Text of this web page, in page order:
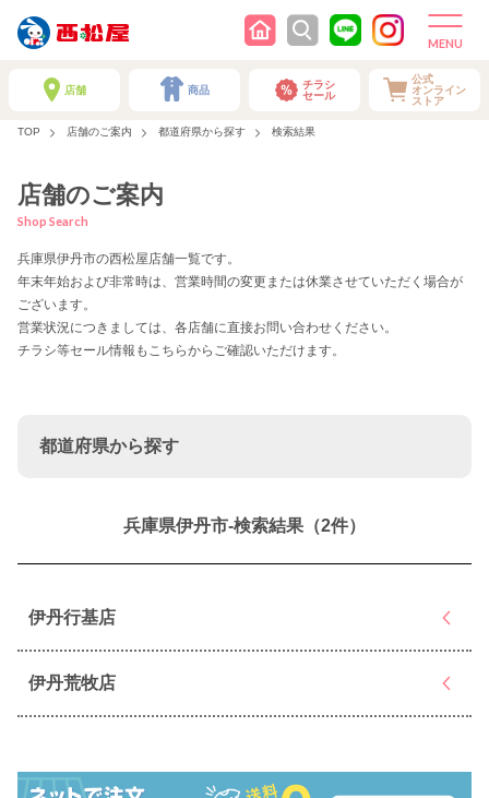
店舗 商品
チラシ
セール
公式
オンライン
ストア
TOP 店舗のご案内 都道府県から探す 検索結果
店舗のご案内
Shop Search
兵庫県伊丹市の西松屋店舗一覧です。
年末年始および非常時は、営業時間の変更または休業させていただく場合が
ございます。
営業状況につきましては、各店舗に直接お問い合わせください。
チラシ等セール情報もこちらからご確認いただけます。
都道府県から探す
兵庫県伊丹市-検索結果（2件）
伊丹行基店
伊丹荒牧店